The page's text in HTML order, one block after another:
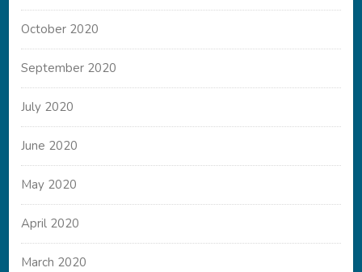
October 2020
September 2020
July 2020
June 2020
May 2020
April 2020
March 2020